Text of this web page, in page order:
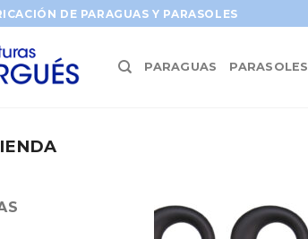
DE PARAGUAS Y PARASOLES
PARAGUAS PARASOLES